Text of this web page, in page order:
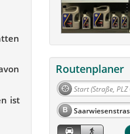
ist
Routenplaner
B